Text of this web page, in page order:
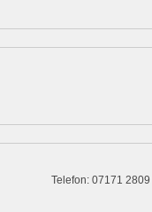
Telefon: 07171 2809